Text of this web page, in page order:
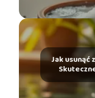
Jak usunąć